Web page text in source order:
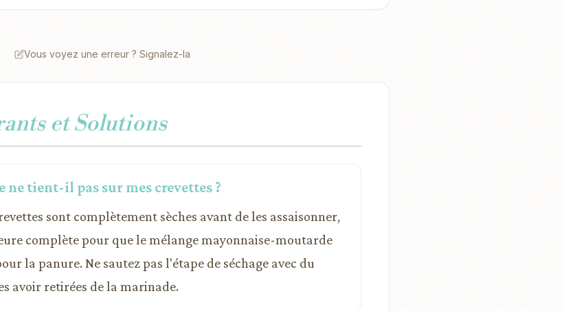
Vous voyez une erreur ? Signalez-la
et Solutions
ne tient-il pas sur mes crevettes ?
sont complètement sèches avant de les assaisonner,
complète pour que le mélange mayonnaise-moutarde
la panure. Ne sautez pas l'étape de séchage avec du
avoir retirées de la marinade.